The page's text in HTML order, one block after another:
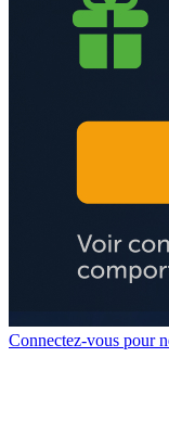
Connectez-vous pour